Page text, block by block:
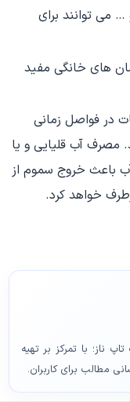
می توانند برای
های خانگی مفید
در فواصل زمانی
مصرف آب قلیایی و یا
باعث خروج سموم از
خواهد کرد.
ناز؛ با تمرکز بر تهیه
مطالب برای کاربران.